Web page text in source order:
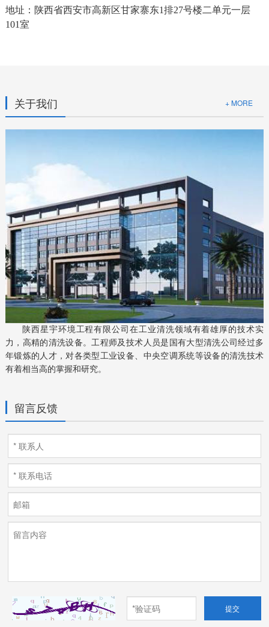
地址：陕西省西安市高新区甘家寨东1排27号楼二单元一层
101室
关于我们 + MORE
陕西星宇环境工程有限公司在工业清洗领域有着雄厚的技术实
力，高精的清洗设备。工程师及技术人员是国有大型清洗公司经过多
年锻炼的人才，对各类型工业设备、中央空调系统等设备的清洗技术
有着相当高的掌握和研究。
留言反馈